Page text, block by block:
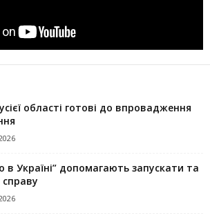
області готові до впровадження
в Україні” допомагають запускaти та